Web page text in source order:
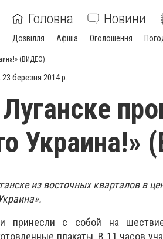
Головна Новини
Дозвілля Афіша Оголошення
(ВИДЕО)
23 березня 2014 р.
Украина!»
из восточных кварталов в
принесли с собой на
плакаты. В 11 часов